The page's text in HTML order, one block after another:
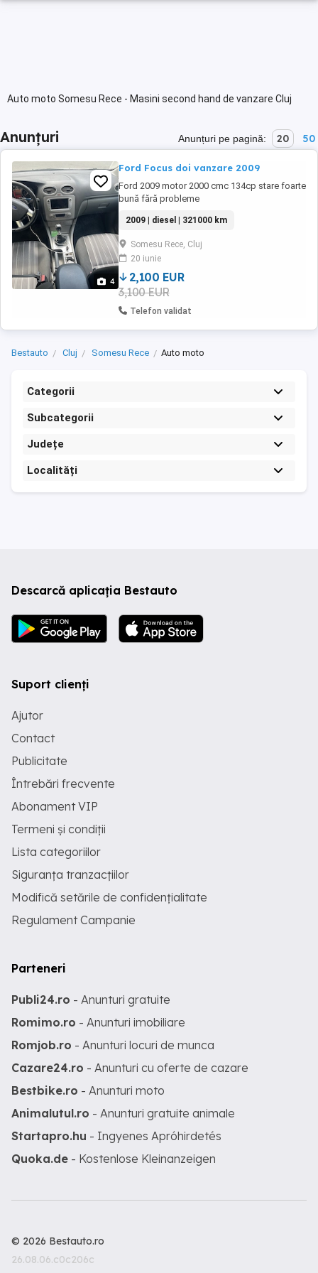
Auto moto Somesu Rece - Masini second hand de vanzare Cluj
Anunțuri Anunțuri pe pagină: 20 50
4
Ford Focus doi vanzare 2009
Ford 2009 motor 2000 cmc 134cp stare foarte
bună fără probleme
2009 | diesel | 321000 km
Somesu Rece, Cluj
20 iunie
2,100 EUR
3,100 EUR
Telefon validat
Bestauto Cluj Somesu Rece Auto moto
Categorii
Subcategorii
Județe
Localități
Descarcă aplicația Bestauto
Suport clienți
Ajutor
Contact
Publicitate
Întrebări frecvente
Abonament VIP
Termeni și condiții
Lista categoriilor
Siguranța tranzacțiilor
Modifică setările de confidențialitate
Regulament Campanie
Parteneri
Publi24.ro - Anunturi gratuite
Romimo.ro - Anunturi imobiliare
Romjob.ro - Anunturi locuri de munca
Cazare24.ro - Anunturi cu oferte de cazare
Bestbike.ro - Anunturi moto
Animalutul.ro - Anunturi gratuite animale
Startapro.hu - Ingyenes Apróhirdetés
Quoka.de - Kostenlose Kleinanzeigen
© 2026 Bestauto.ro
26.08.06.c0c206c